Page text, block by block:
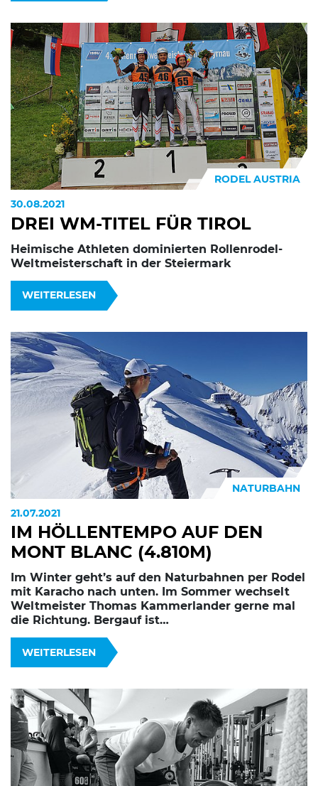
RODEL AUSTRIA
30.08.2021
DREI WM-TITEL FÜR TIROL
Heimische Athleten dominierten Rollenrodel-
Weltmeisterschaft in der Steiermark
WEITERLESEN
NATURBAHN
21.07.2021
IM HÖLLENTEMPO AUF DEN
MONT BLANC (4.810M)
Im Winter geht’s auf den Naturbahnen per Rodel
mit Karacho nach unten. Im Sommer wechselt
Weltmeister Thomas Kammerlander gerne mal
die Richtung. Bergauf ist…
WEITERLESEN